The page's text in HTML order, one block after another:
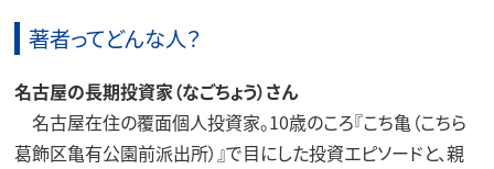
著者ってどんな人？
名古屋の長期投資家（なごちょう）​さん
名古屋在住の覆面個人投資家。10歳のころ『こち亀（こちら
葛飾区亀有公園前派出所）』で目にした投資エピソードと、親